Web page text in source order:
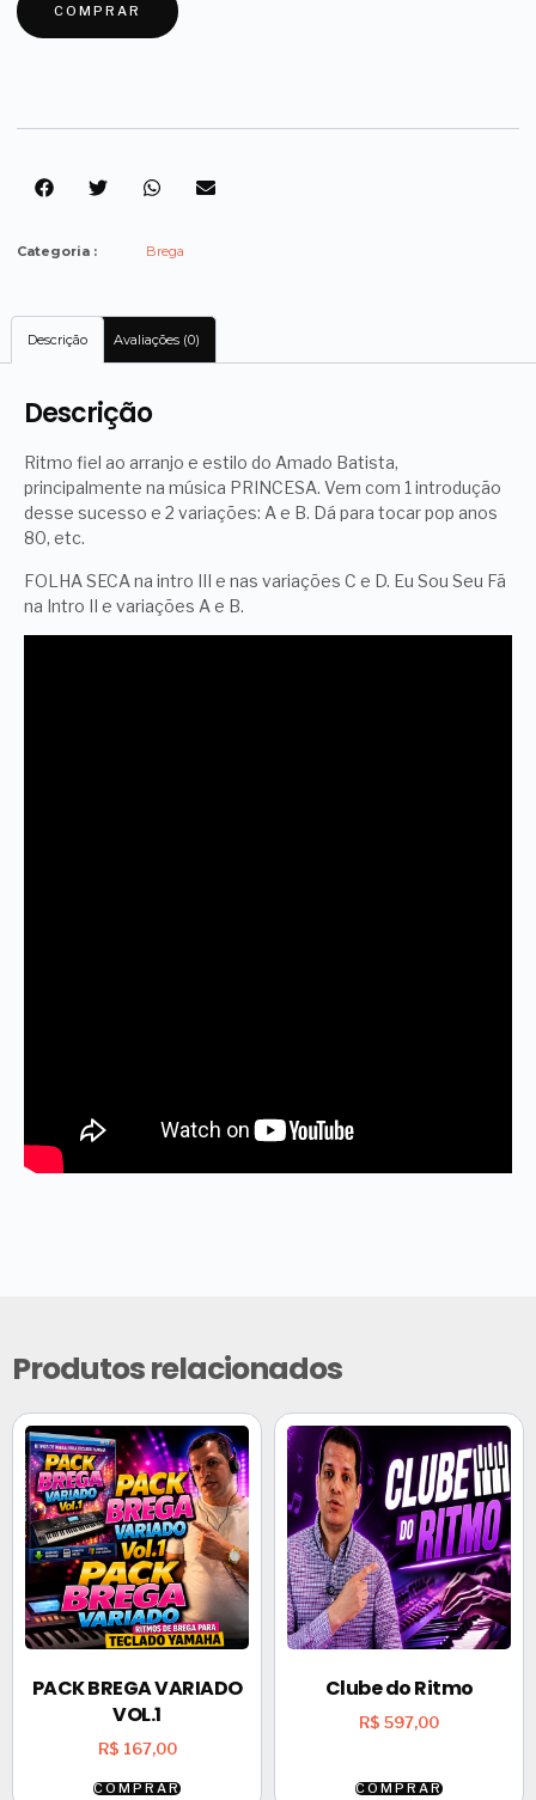
COMPRAR
Categoria : Brega
Descrição Avaliações (0)
Descrição
Ritmo fiel ao arranjo e estilo do Amado Batista,
principalmente na música PRINCESA. Vem com 1 introdução
desse sucesso e 2 variações: A e B. Dá para tocar pop anos
80, etc.
FOLHA SECA na intro III e nas variações C e D. Eu Sou Seu Fã
na Intro II e variações A e B.
Produtos relacionados
PACK BREGA VARIADO
VOL.1
R$ 167,00
COMPRAR
Clube do Ritmo
R$ 597,00
COMPRAR